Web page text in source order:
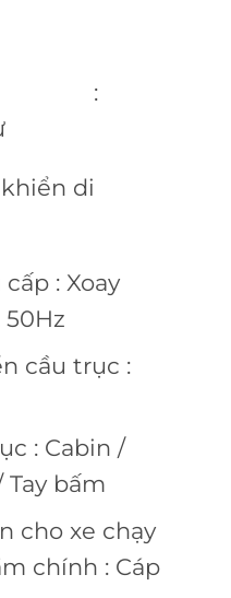
di
trục
: Xoay
50Hz
cầu trục :
: Cabin /
bấm
cho xe chạy
chính : Cáp